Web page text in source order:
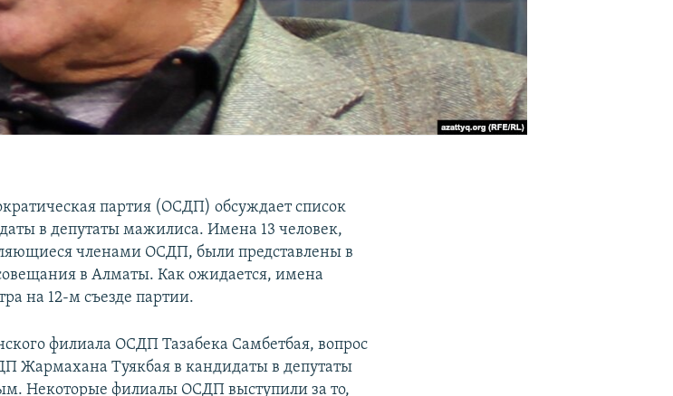
партия (ОСДП) обсуждает список
в депутаты мажилиса. Имена 13 человек,
членами ОСДП, были представлены в
в Алматы. Как ожидается, имена
на 12-м съезде партии.
филиала ОСДП Тазабека Самбетбая, вопрос
Жармахана Туякбая в кандидаты в депутаты
Некоторые филиалы ОСДП выступили за то,